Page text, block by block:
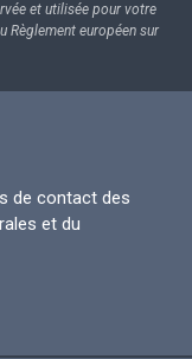
et utilisée pour votre
Règlement européen sur
de contact des
et du